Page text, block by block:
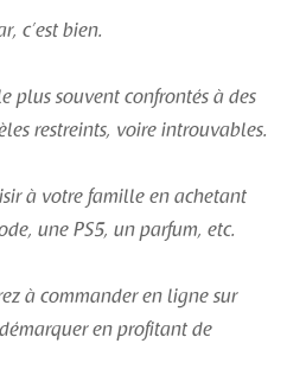
c’est bien.
plus souvent confrontés à des
restreints, voire introuvables.
à votre famille en achetant
une PS5, un parfum, etc.
à commander en ligne sur
en profitant de